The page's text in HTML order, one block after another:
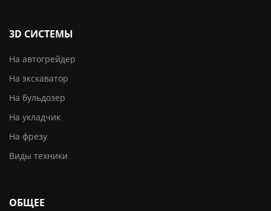
3D CИСТЕМЫ
На автогрейдер
На экскаватор
На бульдозер
На укладчик
На фрезу
Виды техники
ОБЩЕЕ